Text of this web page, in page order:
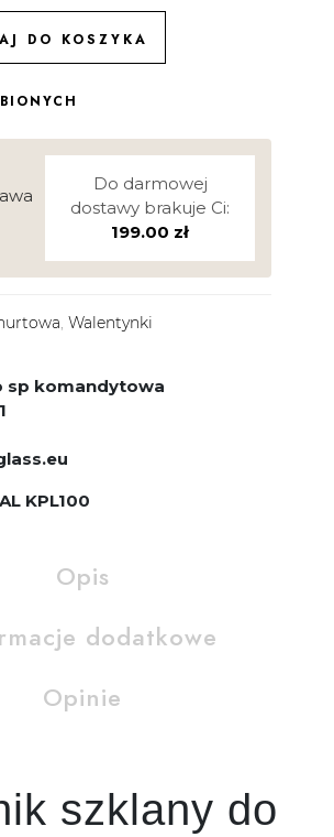
DO KOSZYKA
Do darmowej
dostawy brakuje Ci:
199.00 zł
, Walentynki
sp komandytowa
KPL100
Opis
dodatkowe
Opinie
szklany do